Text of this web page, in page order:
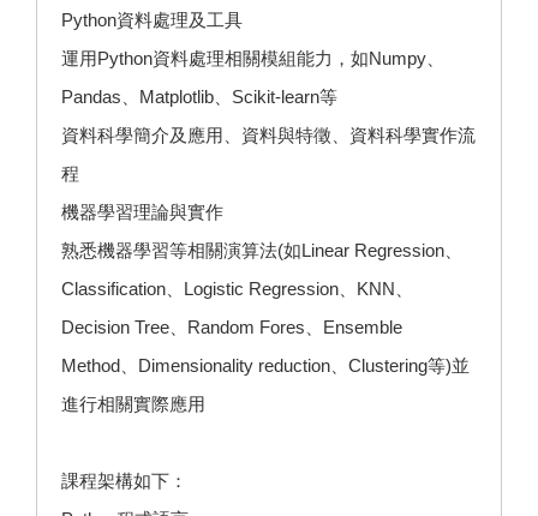
Python資料處理及工具
運用Python資料處理相關模組能力，如Numpy、
Pandas、Matplotlib、Scikit-learn等
資料科學簡介及應用、資料與特徵、資料科學實作流
程
機器學習理論與實作
熟悉機器學習等相關演算法(如Linear Regression、
Classification、Logistic Regression、KNN、
Decision Tree、Random Fores、Ensemble
Method、Dimensionality reduction、Clustering等)並
進行相關實際應用
課程架構如下：